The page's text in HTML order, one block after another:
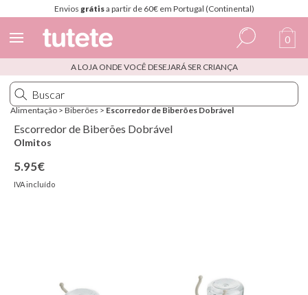
Envios grátisa partir de 60€ em Portugal (Continental)
Espanhol
Italiano
Inglês
0
A LOJA ONDE VOCÊ DESEJARÁ SER CRIANÇA
Alimentação > Biberões > Escorredor de Biberões Dobrável
Escorredor de Biberões Dobrável
Olmitos
5.95€
IVA incluído